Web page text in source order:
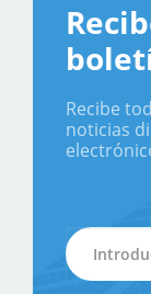
Recibe
noticias